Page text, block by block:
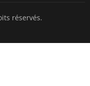
réservés.